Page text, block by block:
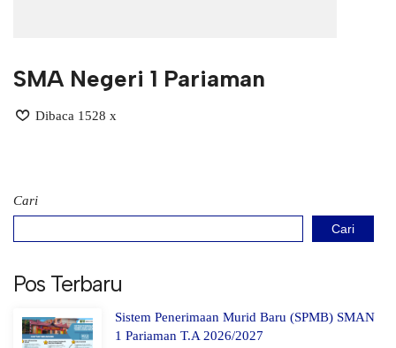
SMA Negeri 1 Pariaman
Dibaca 1528 x
Cari
Cari
Pos Terbaru
Sistem Penerimaan Murid Baru (SPMB) SMAN
1 Pariaman T.A 2026/2027